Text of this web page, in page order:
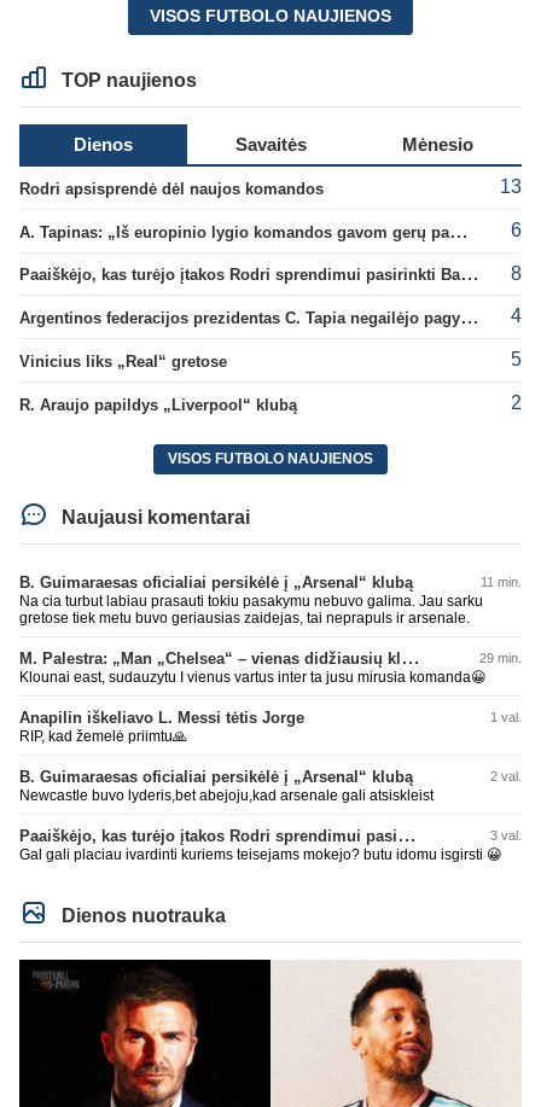
VISOS FUTBOLO NAUJIENOS
TOP naujienos
Dienos Savaitės Mėnesio
Rodri apsisprendė dėl naujos komandos 13
A. Tapinas: „Iš europinio lygio komandos gavom gerų pamokų“ 6
Paaiškėjo, kas turėjo įtakos Rodri sprendimui pasirinkti Barselonos pusę 8
Argentinos federacijos prezidentas C. Tapia negailėjo pagyrų G. Infantino 4
Vinicius liks „Real“ gretose 5
R. Araujo papildys „Liverpool“ klubą 2
VISOS FUTBOLO NAUJIENOS
Naujausi komentarai
B. Guimaraesas oficialiai persikėlė į „Arsenal“ klubą 11 min.
Na cia turbut labiau prasauti tokiu pasakymu nebuvo galima. Jau sarku
gretose tiek metu buvo geriausias zaidejas, tai neprapuls ir arsenale.
M. Palestra: „Man „Chelsea“ – vienas didžiausių klubų futbole“ 29 min.
Klounai east, sudauzytu I vienus vartus inter ta jusu mirusia komanda😀
Anapilin iškeliavo L. Messi tėtis Jorge 1 val.
RIP, kad žemelė priimtu🙏
B. Guimaraesas oficialiai persikėlė į „Arsenal“ klubą 2 val.
Newcastle buvo lyderis,bet abejoju,kad arsenale gali atsiskleist
Paaiškėjo, kas turėjo įtakos Rodri sprendimui pasirinkti Barselonos pusę 3 val.
Gal gali placiau ivardinti kuriems teisejams mokejo? butu idomu isgirsti 😀
Dienos nuotrauka